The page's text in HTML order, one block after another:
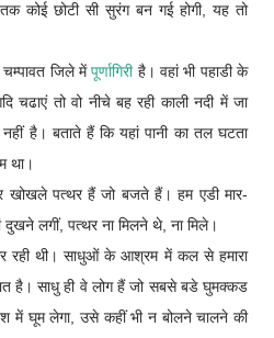
कोई छोटी सी सुरंग बन गई होगी, यह तो
चम्पावत जिले मेंपूर्णागिरीहै। वहां भी पहाडी के
चढाएं तो वो नीचे बह रही काली नदी में जा
है। बताते हैं कि यहां पानी का तल घटता
था।
खोखले पत्थर हैं जो बजते हैं। हम एडी मार-
लगीं, पत्थर ना मिलने थे, ना मिले।
रही थी। साधुओं के आश्रम में कल से हमारा
बात है। साधु ही वे लोग हैं जो सबसे बडे घुमक्कड
में घूम लेगा, उसे कहीं भी न बोलने चालने की